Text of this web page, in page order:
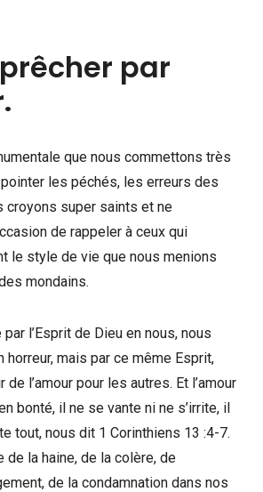
par
que nous commettons très
les péchés, les erreurs des
croyons super saints et ne
de rappeler à ceux qui
le style de vie que nous menions
mondains.
l’Esprit de Dieu en nous, nous
horreur, mais par ce même Esprit,
l’amour pour les autres. Et l’amour
bonté, il ne se vante ni ne s’irrite, il
tout, nous dit 1 Corinthiens 13 :4-7.
de la haine, de la colère, de
de la condamnation dans nos